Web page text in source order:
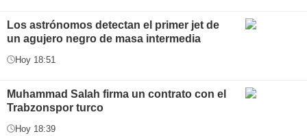
Los astrónomos detectan el primer jet de
un agujero negro de masa intermedia
Hoy 18:51
Muhammad Salah firma un contrato con el
Trabzonspor turco
Hoy 18:39